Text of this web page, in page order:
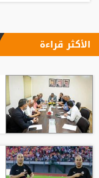
الأكثر قراءة